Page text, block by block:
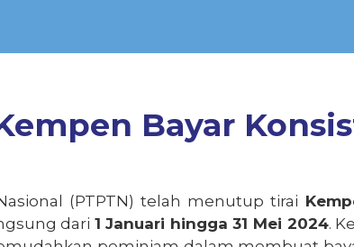
Bayar
(PTPTN) telah menutup tirai
dari 1 Januari hingga 31 Mei 2024.